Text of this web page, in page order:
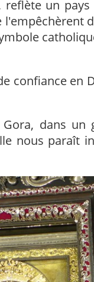
un
confiance en
Gora, dans
nous paraît